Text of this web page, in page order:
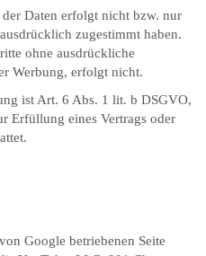
Daten erfolgt nicht bzw. nur
zugestimmt haben.
ohne ausdrückliche
Werbung, erfolgt nicht.
ist Art. 6 Abs. 1 lit. b DSGVO,
Erfüllung eines Vertrags oder
Google betriebenen Seite